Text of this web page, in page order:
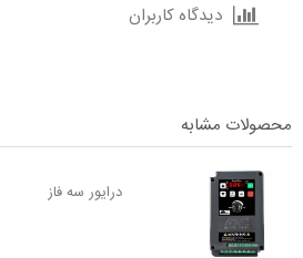
دیدگاه کاربران
محصولات مشابه
درایور سه فاز